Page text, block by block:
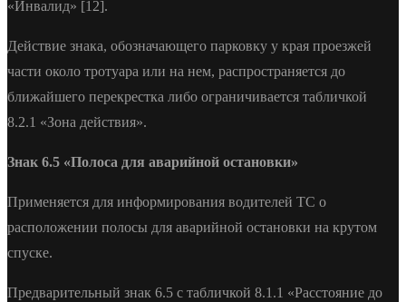
«Инвалид» [12].
Действие знака, обозначающего парковку у края проезжей
части около тротуара или на нем, распространяется до
ближайшего перекрестка либо ограничивается табличкой
8.2.1 «Зона действия».
Знак 6.5 «Полоса для аварийной остановки»
Применяется для информирования водителей ТС о
расположении полосы для аварийной остановки на крутом
спуске.
Предварительный знак 6.5 с табличкой 8.1.1 «Расстояние до